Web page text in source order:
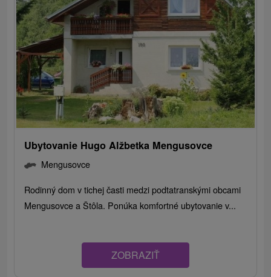
Ubytovanie Hugo Alžbetka Mengusovce
Mengusovce
Rodinný dom v tichej časti medzi podtatranskými obcami
Mengusovce a Štôla. Ponúka komfortné ubytovanie v...
ZOBRAZIŤ